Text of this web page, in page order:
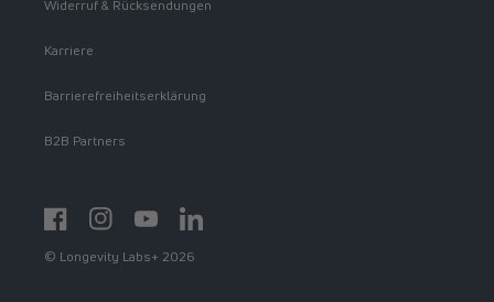
Widerruf & Rücksendungen
Karriere
Barrierefreiheitserklärung
B2B Partners
FacebookInstagramYouTubehttps://www.linkedin.com/showcase/
© Longevity Labs+ 2026